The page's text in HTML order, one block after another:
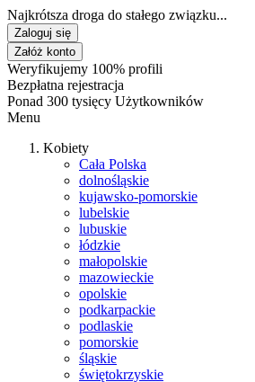
Najkrótsza droga do stałego związku...
Zaloguj się
Załóż konto
Weryfikujemy 100% profili
Bezpłatna rejestracja
Ponad 300 tysięcy Użytkowników
Menu
Kobiety
Cała Polska
dolnośląskie
kujawsko-pomorskie
lubelskie
lubuskie
łódzkie
małopolskie
mazowieckie
opolskie
podkarpackie
podlaskie
pomorskie
śląskie
świętokrzyskie